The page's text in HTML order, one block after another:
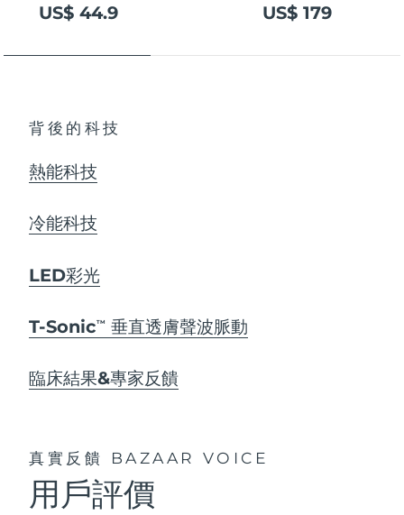
US$ 44.9 US$ 179
背後的科技
熱能科技
冷能科技
LED彩光
T-SonicTM 垂直透膚聲波脈動
臨床結果&專家反饋
真實反饋 BAZAAR VOICE
用戶評價